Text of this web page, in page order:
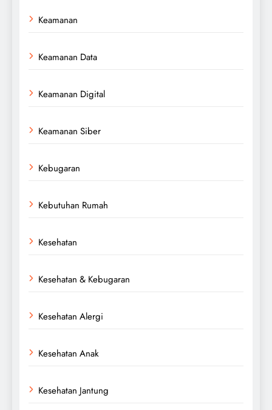
Keamanan
Keamanan Data
Keamanan Digital
Keamanan Siber
Kebugaran
Kebutuhan Rumah
Kesehatan
Kesehatan & Kebugaran
Kesehatan Alergi
Kesehatan Anak
Kesehatan Jantung